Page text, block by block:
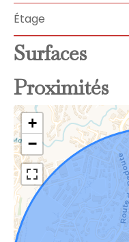
Étage
Surfaces
Proximités
+
−